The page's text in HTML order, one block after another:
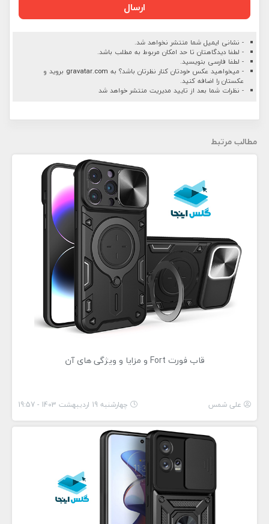
ارسال
- نشانی ایمیل شما منتشر نخواهد شد.
- لطفا دیدگاهتان تا حد امکان مربوط به مطلب باشد.
- لطفا فارسی بنویسید.
- میخواهید عکس خودتان کنار نظرتان باشد؟ به gravatar.com بروید و
عکستان را اضافه کنید.
- نظرات شما بعد از تایید مدیریت منتشر خواهد شد
مطالب مرتبط
قاب فورت Fort و مزایا و ویژگی های آن
علی شمس چهارشنبه 19 اردیبهشت 1403 - 19:57